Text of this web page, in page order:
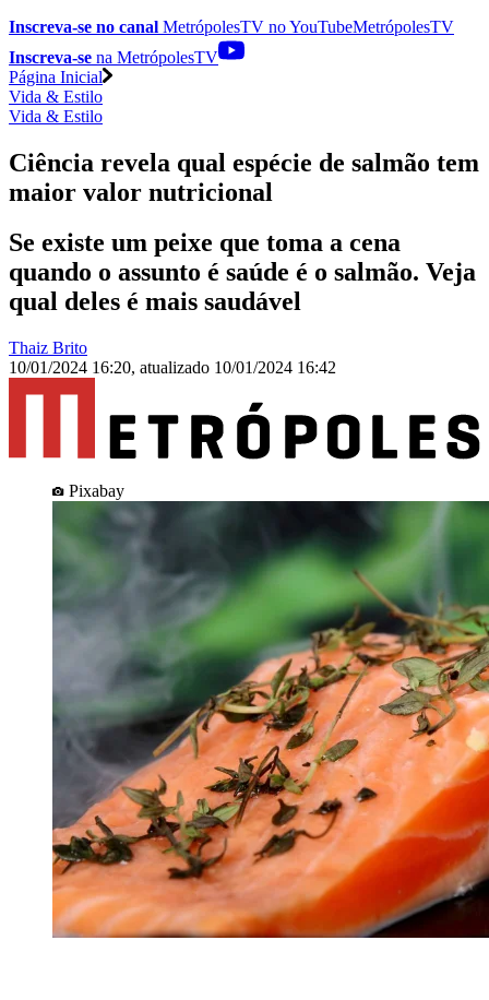
Inscreva-se no canal MetrópolesTV noYouTubeMetrópolesTV
Inscreva-se na MetrópolesTV
Página Inicial
Vida & Estilo
Vida & Estilo
Ciência revela qual espécie de salmão tem
maior valor nutricional
Se existe um peixe que toma a cena
quando o assunto é saúde é o salmão. Veja
qual deles é mais saudável
Thaiz Brito
10/01/2024 16:20, atualizado 10/01/2024 16:42
Pixabay